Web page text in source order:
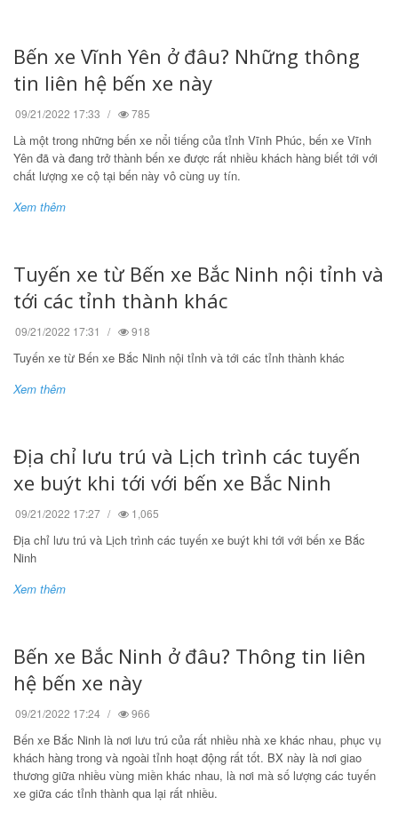
Bến xe Vĩnh Yên ở đâu? Những thông
tin liên hệ bến xe này
09/21/2022 17:33 785
Là một trong những bến xe nổi tiếng của tỉnh Vĩnh Phúc, bến xe Vĩnh
Yên đã và đang trở thành bến xe được rất nhiều khách hàng biết tới với
chất lượng xe cộ tại bến này vô cùng uy tín.
Xem thêm
Tuyến xe từ Bến xe Bắc Ninh nội tỉnh và
tới các tỉnh thành khác
09/21/2022 17:31 918
Tuyến xe từ Bến xe Bắc Ninh nội tỉnh và tới các tỉnh thành khác
Xem thêm
Địa chỉ lưu trú và Lịch trình các tuyến
xe buýt khi tới với bến xe Bắc Ninh
09/21/2022 17:27 1,065
Địa chỉ lưu trú và Lịch trình các tuyến xe buýt khi tới với bến xe Bắc
Ninh
Xem thêm
Bến xe Bắc Ninh ở đâu? Thông tin liên
hệ bến xe này
09/21/2022 17:24 966
Bến xe Bắc Ninh là nơi lưu trú của rất nhiều nhà xe khác nhau, phục vụ
khách hàng trong và ngoài tỉnh hoạt động rất tốt. BX này là nơi giao
thương giữa nhiều vùng miền khác nhau, là nơi mà số lượng các tuyến
xe giữa các tỉnh thành qua lại rất nhiều.